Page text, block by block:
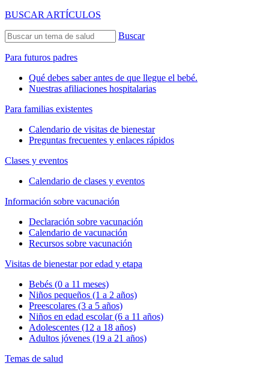
BUSCAR ARTÍCULOS
Buscar
Para futuros padres
Qué debes saber antes de que llegue el bebé.
Nuestras afiliaciones hospitalarias
Para familias existentes
Calendario de visitas de bienestar
Preguntas frecuentes y enlaces rápidos
Clases y eventos
Calendario de clases y eventos
Información sobre vacunación
Declaración sobre vacunación
Calendario de vacunación
Recursos sobre vacunación
Visitas de bienestar por edad y etapa
Bebés (0 a 11 meses)
Niños pequeños (1 a 2 años)
Preescolares (3 a 5 años)
Niños en edad escolar (6 a 11 años)
Adolescentes (12 a 18 años)
Adultos jóvenes (19 a 21 años)
Temas de salud